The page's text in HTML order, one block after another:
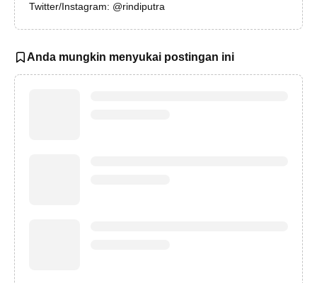
Twitter/Instagram: @rindiputra
Anda mungkin menyukai postingan ini